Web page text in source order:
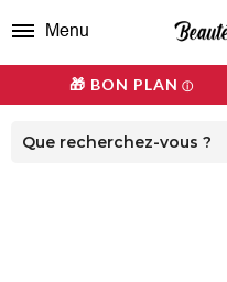
🎁 BON PLAN ⓘ
Menu